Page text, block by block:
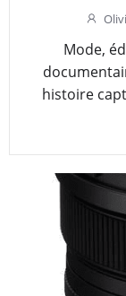
Mode,
histoire